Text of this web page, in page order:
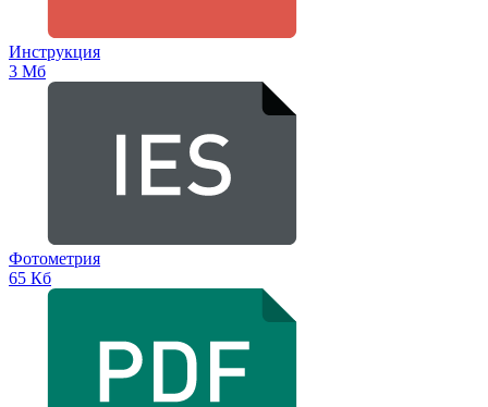
Инструкция
3 Мб
Фотометрия
65 Кб